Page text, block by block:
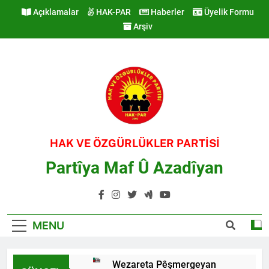
Açıklamalar HAK-PAR Haberler
Üyelik Formu
Arşiv
HAK VE ÖZGÜRLÜKLER PARTİSİ
Partîya Maf Û Azadîyan
MENU
Wezareta Pêşmergeyan